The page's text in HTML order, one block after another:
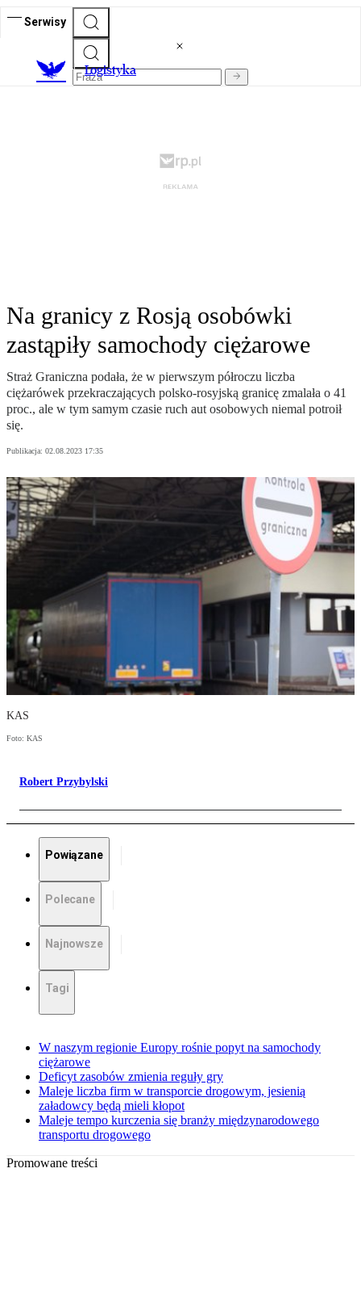
Serwisy
Logistyka
Na granicy z Rosją osobówki
zastąpiły samochody ciężarowe
Straż Graniczna podała, że w pierwszym półroczu liczba
ciężarówek przekraczających polsko-rosyjską granicę zmalała o 41
proc., ale w tym samym czasie ruch aut osobowych niemal potroił
się.
Publikacja: 02.08.2023 17:35
KAS
Foto: KAS
Robert Przybylski
Powiązane
Polecane
Najnowsze
Tagi
W naszym regionie Europy rośnie popyt na samochody
ciężarowe
Deficyt zasobów zmienia reguły gry
Maleje liczba firm w transporcie drogowym, jesienią
załadowcy będą mieli kłopot
Maleje tempo kurczenia się branży międzynarodowego
transportu drogowego
Promowane treści